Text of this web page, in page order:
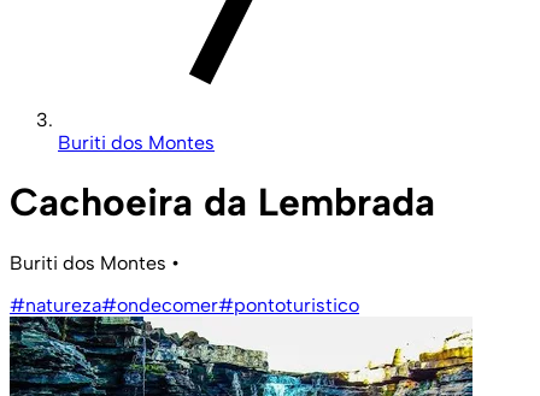
Buriti dos Montes
Cachoeira da Lembrada
Buriti dos Montes •
#natureza#ondecomer#pontoturistico